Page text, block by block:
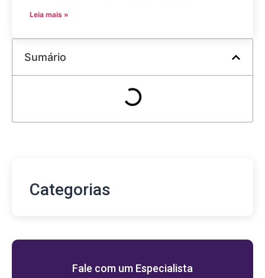
Leia mais »
Sumário
Categorias
Fale com um Especialista